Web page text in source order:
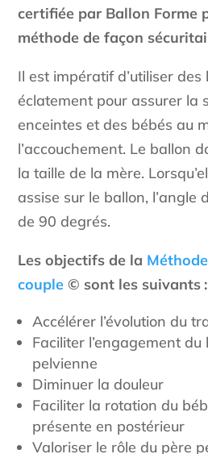
certifiée par Ballon Forme
méthode de façon
Il est impératif d’utiliser
éclatement pour assurer la
enceintes et des bébés au
l’accouchement. Le ballon
la taille de la mère.
assise sur le ballon, l’angle
de 90 degrés.
Les objectifs de la
couple © sont les suivants :
Accélérer l’évolution du
Faciliter l’engagement
pelvienne
Diminuer la douleur
Faciliter la rotation du
présente en postérieur
Valoriser le rôle du père